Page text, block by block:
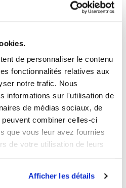
de personnaliser le contenu
fonctionnalités relatives aux
notre trafic. Nous
informations sur l'utilisation de
de médias sociaux, de
combiner celles-ci
que vous leur avez fournies
de votre utilisation de leurs
Afficher les détails